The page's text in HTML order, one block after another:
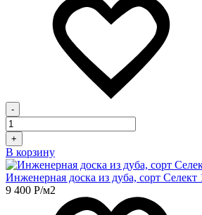
-
+
В корзину
Инженерная доска из дуба, сорт Селект
9 400 Р/м2